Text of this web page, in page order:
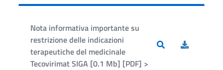
Nota informativa importante su
restrizione delle indicazioni
terapeutiche del medicinale
Tecovirimat SIGA [0.1 Mb] [PDF] >